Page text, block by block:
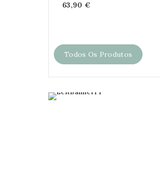
63,90 €
Todos Os Produtos